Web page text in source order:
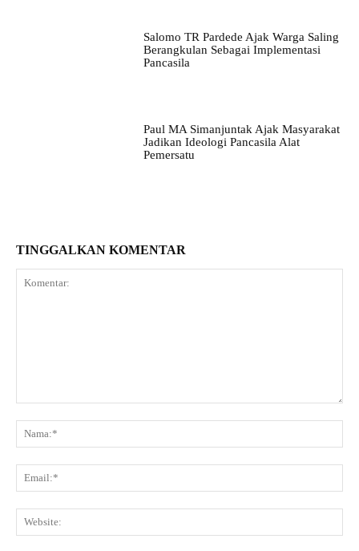
Salomo TR Pardede Ajak Warga Saling
Berangkulan Sebagai Implementasi
Pancasila
Paul MA Simanjuntak Ajak Masyarakat
Jadikan Ideologi Pancasila Alat
Pemersatu
TINGGALKAN KOMENTAR